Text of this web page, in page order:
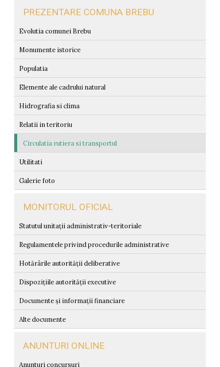
PREZENTARE COMUNA BREBU
Evolutia comunei Brebu
Monumente istorice
Populatia
Elemente ale cadrului natural
Hidrografia si clima
Relatii in teritoriu
Circulatia rutiera si transportul
Utilitati
Galerie foto
MONITORUL OFICIAL
Statutul unitații administrativ-teritoriale
Regulamentele privind procedurile administrative
Hotărârile autorității deliberative
Dispozițiile autorității executive
Documente și informații financiare
Alte documente
ANUNTURI ONLINE
Anunturi concursuri